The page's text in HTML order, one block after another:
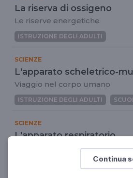
Continua
La riserva di ossigeno
Le riserve energetiche
ISTRUZIONE DEGLI ADULTI
SCIENZE
L'apparato scheletrico-
Viaggio nel corpo umano
ISTRUZIONE DEGLI ADULTI
SCIENZE
L'apparato respiratorio
Viaggio nel corpo umano
ISTRUZIONE DEGLI ADULTI